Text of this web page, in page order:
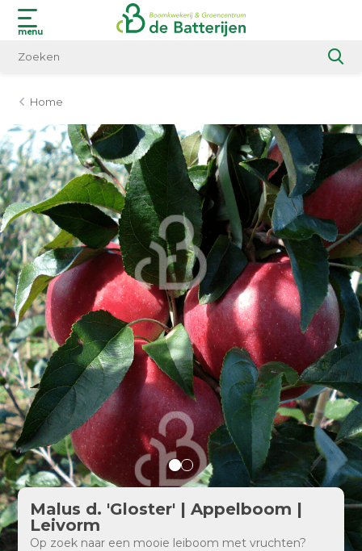
menu
Home
Malus d. 'Gloster' | Appelboom |
Leivorm
Op zoek naar een mooie leiboom met vruchten?